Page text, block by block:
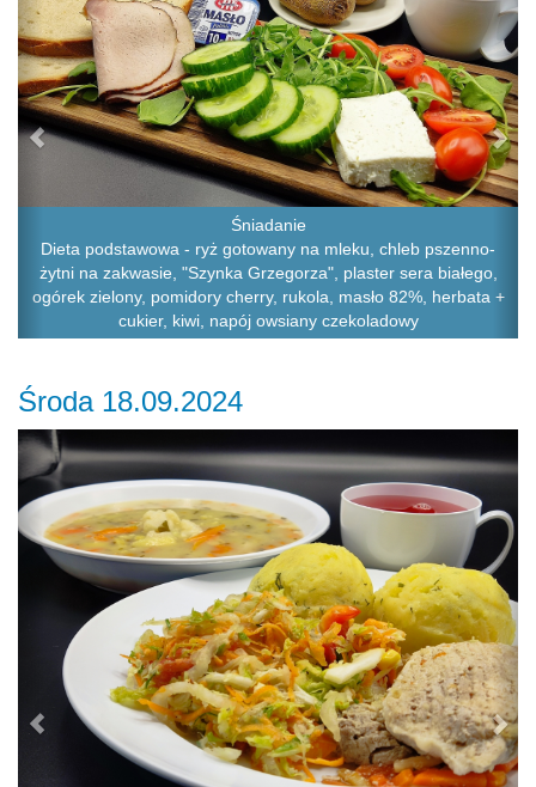
Śniadanie
Dieta podstawowa - ryż gotowany na mleku, chleb pszenno-
żytni na zakwasie, "Szynka Grzegorza", plaster sera białego,
ogórek zielony, pomidory cherry, rukola, masło 82%, herbata +
cukier, kiwi, napój owsiany czekoladowy
Środa 18.09.2024
Previous